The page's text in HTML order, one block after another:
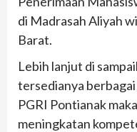
di Madrasah Aliyah
Barat.
Lebih lanjut di
tersedianya
PGRI Pontianak
meningkatan